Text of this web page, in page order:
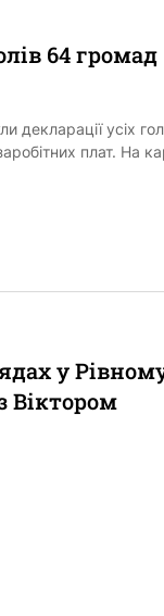
64 громад
декларації усіх
плат. На
у
Віктором